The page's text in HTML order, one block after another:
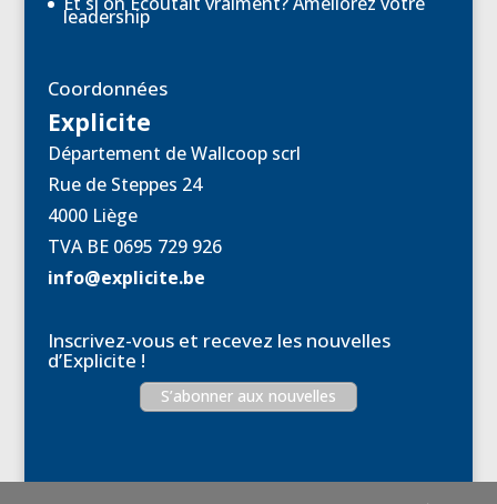
leadership
Coordonnées
Explicite
Département de Wallcoop scrl
Rue de Steppes 24
4000 Liège
TVA BE 0695 729 926
info@explicite.be
Inscrivez-vous et recevez les nouvelles
d’Explicite !
S’abonner aux nouvelles